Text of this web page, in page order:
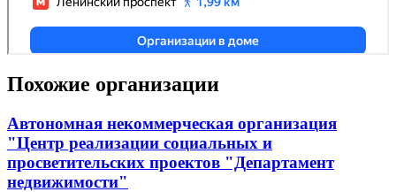
Похожие организации
Автономная некоммерческая организация
"Центр реализации социальных и
просветительских проектов "Департамент
недвижимости"